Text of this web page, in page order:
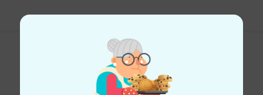
Gefällt Ihnen, was Sie sehen?
Teilen Hilfe & Feedback